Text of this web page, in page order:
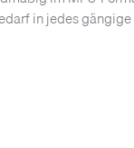
in jedes